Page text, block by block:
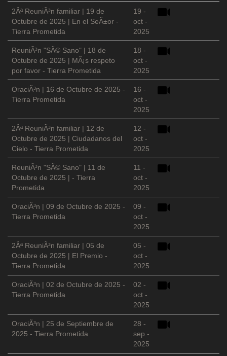
2Âª ReuniÃ³n familiar | 19 de
Octubre de 2025 | En el SeÃ±or -
Tierra Prometida
19 -
oct -
2025
ReuniÃ³n "SÃ© Sano" | 18 de
Octubre de 2025 | MÃ¡s respeto
por favor - Tierra Prometida
18 -
oct -
2025
OraciÃ³n | 16 de Octubre de 2025 -
Tierra Prometida
16 -
oct -
2025
2Âª ReuniÃ³n familiar | 12 de
Octubre de 2025 | Ciudadanos del
Cielo - Tierra Prometida
12 -
oct -
2025
ReuniÃ³n "SÃ© Sano" | 11 de
Octubre de 2025 | - Tierra
Prometida
11 -
oct -
2025
OraciÃ³n | 09 de Octubre de 2025 -
Tierra Prometida
09 -
oct -
2025
2Âª ReuniÃ³n familiar | 05 de
Octubre de 2025 | El Premio -
Tierra Prometida
05 -
oct -
2025
OraciÃ³n | 02 de Octubre de 2025 -
Tierra Prometida
02 -
oct -
2025
OraciÃ³n | 25 de Septiembre de
2025 - Tierra Prometida
28 -
sep -
2025